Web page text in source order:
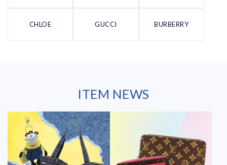
CHLOE GUCCI BURBERRY
ITEM NEWS